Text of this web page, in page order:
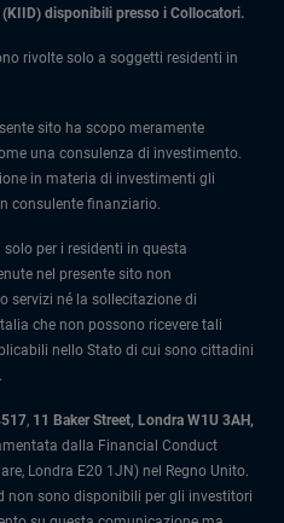
disponibili presso i Collocatori.
rivolte solo a soggetti residenti in
sito ha scopo meramente
una consulenza di investimento.
in materia di investimenti gli
consulente finanziario.
per i residenti in questa
nel presente sito non
servizi né la sollecitazione di
che non possono ricevere tali
nello Stato di cui sono cittadini
, 11 Baker Street, Londra W1U 3AH,
dalla Financial Conduct
Londra E20 1JN) nel Regno Unito.
non sono disponibili per gli investitori